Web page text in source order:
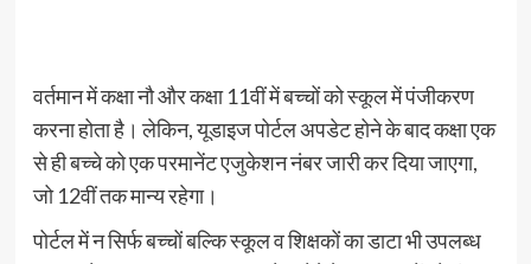
वर्तमान में कक्षा नौ और कक्षा 11वीं में बच्चों को स्कूल में पंजीकरण
करना होता है। लेकिन, यूडाइज पोर्टल अपडेट होने के बाद कक्षा एक
से ही बच्चे को एक परमानेंट एजुकेशन नंबर जारी कर दिया जाएगा,
जो 12वीं तक मान्य रहेगा।
पोर्टल में न सिर्फ बच्चों बल्कि स्कूल व शिक्षकों का डाटा भी उपलब्ध